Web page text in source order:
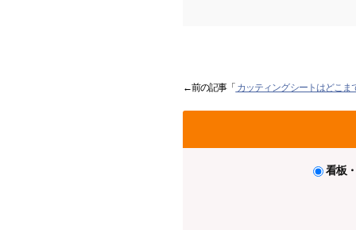
←前の記事「 カッティングシートはどこま
看板